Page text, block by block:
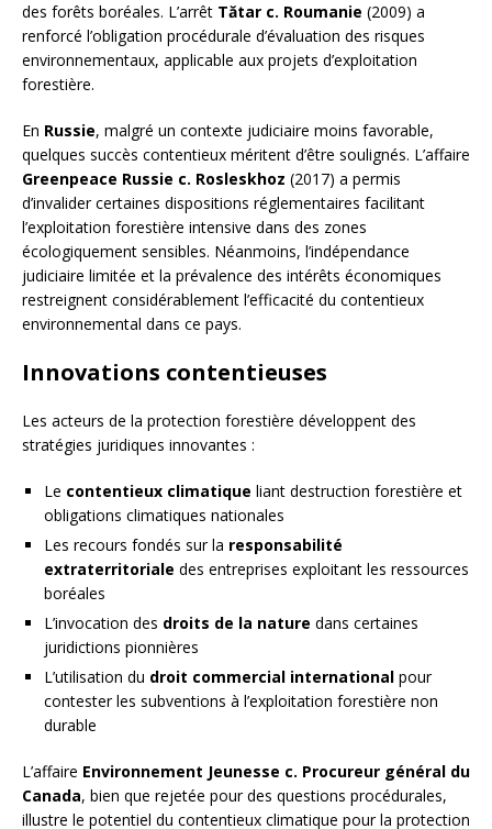
des forêts boréales. L’arrêt Tătar c. Roumanie (2009) a
renforcé l’obligation procédurale d’évaluation des risques
environnementaux, applicable aux projets d’exploitation
forestière.
En Russie, malgré un contexte judiciaire moins favorable,
quelques succès contentieux méritent d’être soulignés. L’affaire
Greenpeace Russie c. Rosleskhoz (2017) a permis
d’invalider certaines dispositions réglementaires facilitant
l’exploitation forestière intensive dans des zones
écologiquement sensibles. Néanmoins, l’indépendance
judiciaire limitée et la prévalence des intérêts économiques
restreignent considérablement l’efficacité du contentieux
environnemental dans ce pays.
Innovations contentieuses
Les acteurs de la protection forestière développent des
stratégies juridiques innovantes :
Le contentieux climatique liant destruction forestière et
obligations climatiques nationales
Les recours fondés sur la responsabilité
extraterritoriale des entreprises exploitant les ressources
boréales
L’invocation des droits de la nature dans certaines
juridictions pionnières
L’utilisation du droit commercial international pour
contester les subventions à l’exploitation forestière non
durable
L’affaire Environnement Jeunesse c. Procureur général du
Canada, bien que rejetée pour des questions procédurales,
illustre le potentiel du contentieux climatique pour la protection